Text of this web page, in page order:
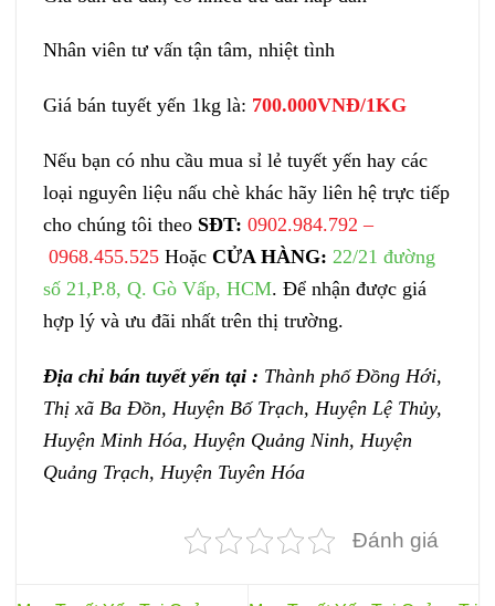
Nhân viên tư vấn tận tâm, nhiệt tình
Giá bán tuyết yến 1kg là: 700.000VNĐ/1KG
Nếu bạn có nhu cầu mua sỉ lẻ tuyết yến hay các
loại nguyên liệu nấu chè khác hãy liên hệ trực tiếp
cho chúng tôi theo SĐT: 0902.984.792 –
0968.455.525 Hoặc CỬA HÀNG: 22/21 đường
số 21,P.8, Q. Gò Vấp, HCM. Để nhận được giá
hợp lý và ưu đãi nhất trên thị trường.
Địa chỉ bán tuyết yến tại : Thành phố Đồng Hới,
Thị xã Ba Đồn, Huyện Bố Trạch, Huyện Lệ Thủy,
Huyện Minh Hóa, Huyện Quảng Ninh, Huyện
Quảng Trạch, Huyện Tuyên Hóa
Đánh giá